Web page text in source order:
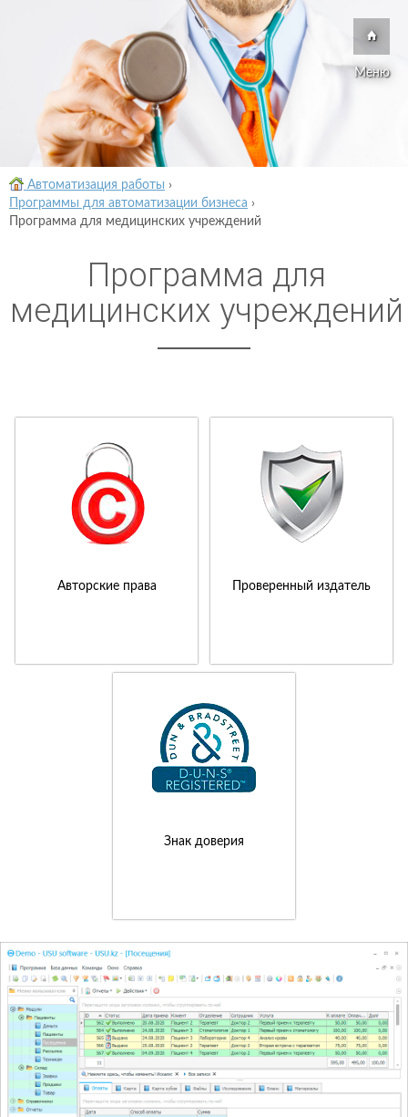
Меню
Автоматизация работы ›
Программы для автоматизации бизнеса ›
Программа для медицинских учреждений
Программа для
медицинских учреждений
Авторские права Проверенный издатель
Знак доверия